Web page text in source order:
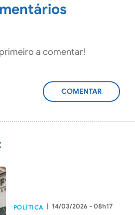
a comentar!
ADICIONAR
POLÍTICA | 14/03/2026 - 08h17